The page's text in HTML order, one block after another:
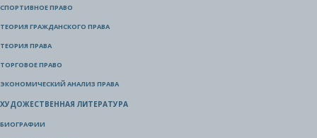
СПОРТИВНОЕ ПРАВО
ТЕОРИЯ ГРАЖДАНСКОГО ПРАВА
ТЕОРИЯ ПРАВА
ТОРГОВОЕ ПРАВО
ЭКОНОМИЧЕСКИЙ АНАЛИЗ ПРАВА
ХУДОЖЕСТВЕННАЯ ЛИТЕРАТУРА
БИОГРАФИИ